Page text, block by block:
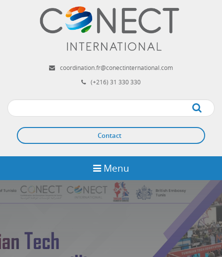
coordination.fr@conectinternational.com
(+216) 31 330 330
Apply
Contact
Menu